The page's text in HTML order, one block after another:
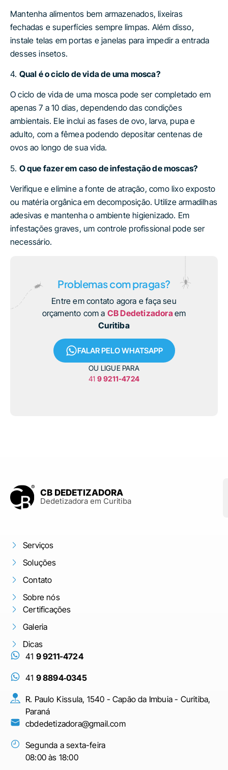
Mantenha alimentos bem armazenados, lixeiras
fechadas e superfícies sempre limpas. Além disso,
instale telas em portas e janelas para impedir a entrada
desses insetos.
4. Qual é o ciclo de vida de uma mosca?
O ciclo de vida de uma mosca pode ser completado em
apenas 7 a 10 dias, dependendo das condições
ambientais. Ele inclui as fases de ovo, larva, pupa e
adulto, com a fêmea podendo depositar centenas de
ovos ao longo de sua vida.
5. O que fazer em caso de infestação de moscas?
Verifique e elimine a fonte de atração, como lixo exposto
ou matéria orgânica em decomposição. Utilize armadilhas
adesivas e mantenha o ambiente higienizado. Em
infestações graves, um controle profissional pode ser
necessário.
Problemas com pragas?
Entre em contato agora e faça seu
orçamento com a CB Dedetizadora em
Curitiba
FALAR PELO WHATSAPP
OU LIGUE PARA
41 9 9211-4724
CB DEDETIZADORA
Dedetizadora em Curitiba
Serviços
Soluções
Contato
Sobre nós
Certificações
Galeria
Dicas
41 9 9211-4724
41 9 8894‑0345‬
R. Paulo Kissula, 1540 - Capão da Imbuia - Curitiba,
Paraná
cbdedetizadora@gmail.com
Segunda a sexta-feira
08:00 às 18:00